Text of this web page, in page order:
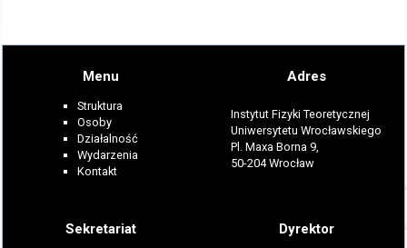
Menu
Struktura
Osoby
Działalność
Wydarzenia
Kontakt
Adres
Instytut Fizyki Teoretycznej
Uniwersytetu Wrocławskiego
Pl. Maxa Borna 9,
50-204 Wrocław
Sekretariat Dyrektor